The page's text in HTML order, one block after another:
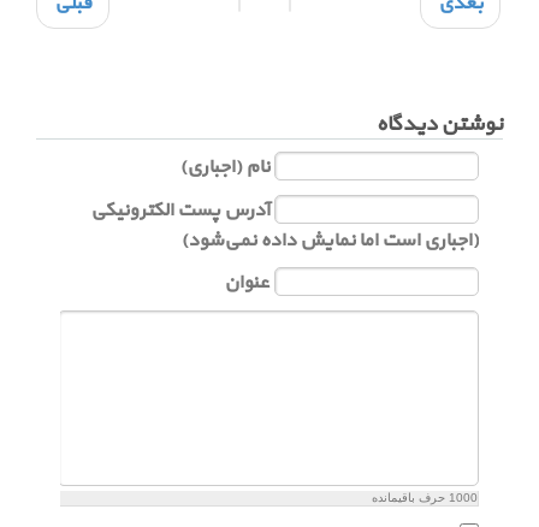
نوشتن دیدگاه
نام (اجباری)
آدرس پست الکترونیکی
(اجباری است اما نمایش داده نمی‌شود)
عنوان
1000 حرف باقیمانده